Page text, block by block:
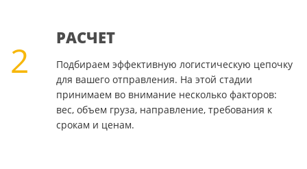
2
РАСЧЕТ
Подбираем эффективную логистическую цепочку
для вашего отправления. На этой стадии
принимаем во внимание несколько факторов:
вес, объем груза, направление, требования к
срокам и ценам.